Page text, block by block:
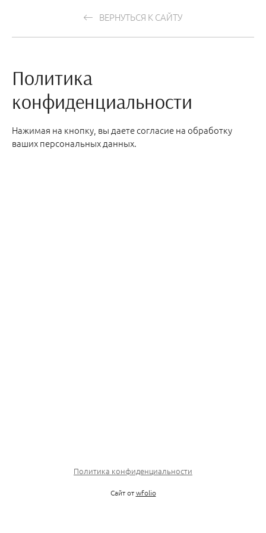
ВЕРНУТЬСЯ К САЙТУ
Политика
конфиденциальности
Нажимая на кнопку, вы даете согласие на обработку
ваших персональных данных.
Политика конфиденциальности
Сайт отwfolio